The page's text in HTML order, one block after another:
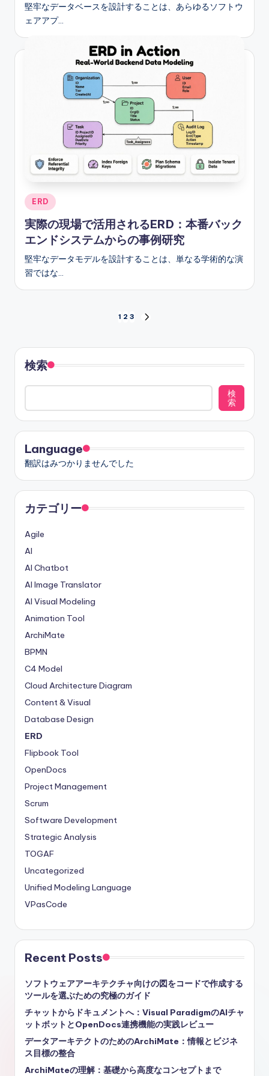
堅牢なデータベースを設計することは、あらゆるソフトウ
ェアアプ…
Posted
in
ERD
実際の現場で活用されるERD：本番バック
エンドシステムからの事例研究
堅牢なデータモデルを設計することは、単なる学術的な演
習ではな…
稿
の
ペ
ー
ジ
送
り
1 2 3
検索
検
索
Language
翻訳はみつかりませんでした
カテゴリー
Agile
AI
AI Chatbot
AI Image Translator
AI Visual Modeling
Animation Tool
ArchiMate
BPMN
C4 Model
Cloud Architecture Diagram
Content & Visual
Database Design
ERD
Flipbook Tool
OpenDocs
Project Management
Scrum
Software Development
Strategic Analysis
TOGAF
Uncategorized
Unified Modeling Language
VPasCode
Recent Posts
ソフトウェアアーキテクチャ向けの図をコードで作成する
ツールを選ぶための究極のガイド
チャットからドキュメントへ：Visual ParadigmのAIチャ
ットボットとOpenDocs連携機能の実践レビュー
データアーキテクトのためのArchiMate：情報とビジネ
ス目標の整合
ArchiMateの理解：基礎から高度なコンセプトまで